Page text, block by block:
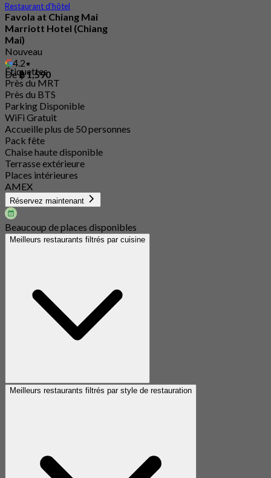
Restaurant d'hôtel
Favola at Chiang Mai
Marriott Hotel (Chiang
Mai)
Nouveau
4.2
De฿ 1,590
Étiquettes
Près du MRT
Près du BTS
Parking Disponible
WiFi Gratuit
Accueille plus de 50 personnes
Pack fête
Chaise haute disponible
Terrasse extérieure
Places intérieures
AMEX
Réservez maintenant
Beaucoup de places disponibles
Meilleurs restaurants filtrés par cuisine
Meilleurs restaurants filtrés par style de restauration